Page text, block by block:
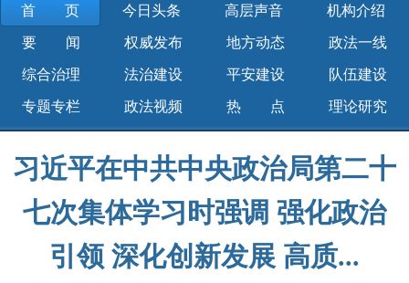
首页 今日头条 高层声音 机构介绍
要 闻 权威发布 地方动态 政法一线
综合治理 法治建设 平安建设 队伍建设
专题专栏 政法视频 热 点 理论研究
习近平在中共中央政治局第二十
七次集体学习时强调 强化政治
引领 深化创新发展 高质...